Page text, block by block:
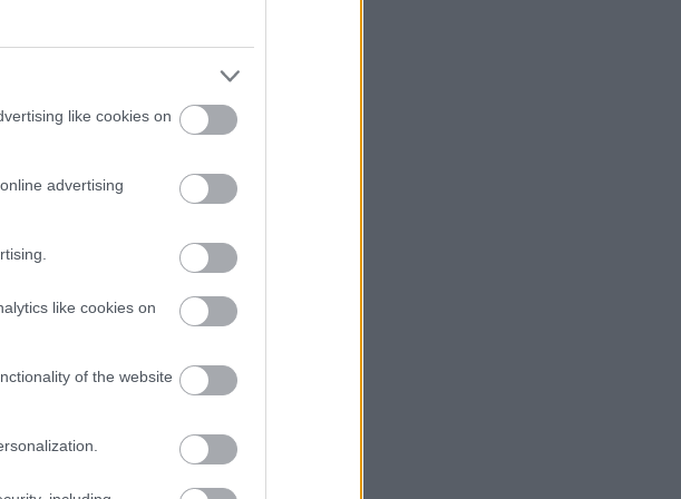
like cookies on
advertising
like cookies on
of the website
στο Martorell, της Ισπανίας
και Volkswagen ID. Polo,
προετοιμάζοντας
από την Ισπανία.
ενός project που
για λογαριασμό του Brand
την ηλεκτρική
ήπειρο με τα τέσσερα αμιγώς
όλα κατασκευασμένα στην